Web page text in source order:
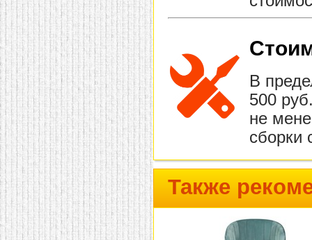
В
500
не
сборки
Также